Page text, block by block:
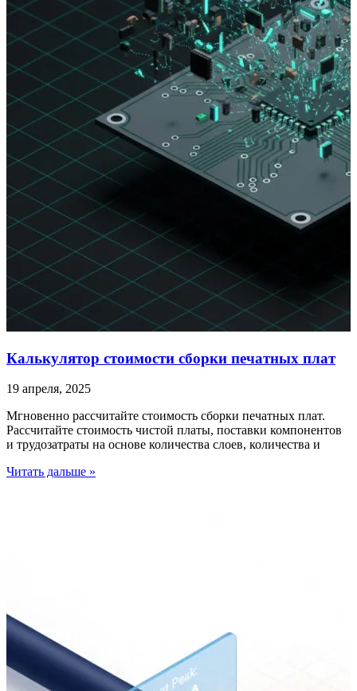
Калькулятор стоимости сборки печатных плат
19 апреля, 2025
Мгновенно рассчитайте стоимость сборки печатных плат.
Рассчитайте стоимость чистой платы, поставки компонентов
и трудозатраты на основе количества слоев, количества и
Читать дальше »